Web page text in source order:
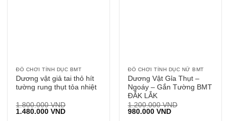
ĐỒ CHƠI TÌNH DỤC BMT
Dương vật giả tai thỏ hít
tường rung thụt tỏa nhiệt
1.800.000VND
Giá
1.480.000VNDGiá
ĐỒ CHƠI TÌNH DỤC NỮ BMT
Dương Vật Gỉa Thụt –
Ngoáy – Gắn Tường BMT
ĐẮK LẮK
1.200.000VND
Giá
980.000VNDGiá